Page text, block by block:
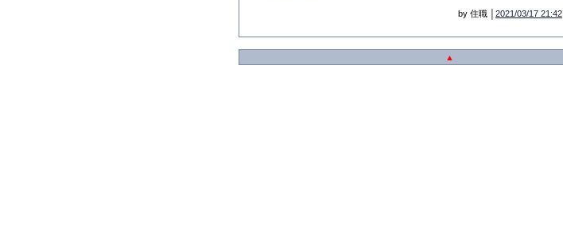
by 住職 │ 2021/03/17 21:42
▲